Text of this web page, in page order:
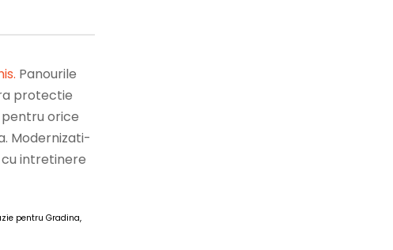
. Panourile
protectie
orice
Modernizati-
intretinere
pentru Gradina,